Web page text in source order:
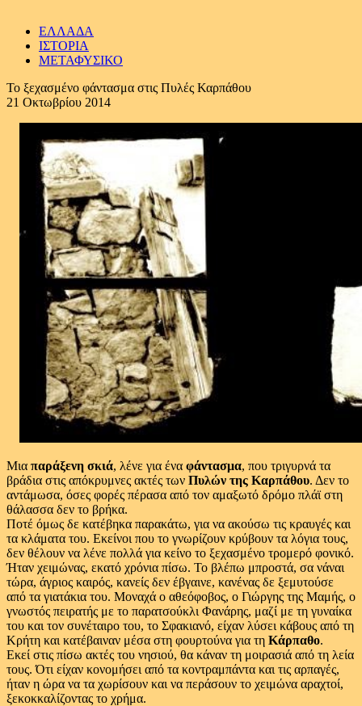
ΕΛΛΑΔΑ
ΙΣΤΟΡΙΑ
ΜΕΤΑΦΥΣΙΚΟ
Το ξεχασμένο φάντασμα στις Πυλές Καρπάθου
21 Οκτωβρίου 2014
Μια παράξενη σκιά, λένε για ένα φάντασμα, που τριγυρνά τα
βράδια στις απόκρυμνες ακτές των Πυλών της Καρπάθου. Δεν το
αντάμωσα, όσες φορές πέρασα από τον αμαξωτό δρόμο πλάϊ στη
θάλασσα δεν το βρήκα.
Ποτέ όμως δε κατέβηκα παρακάτω, για να ακούσω τις κραυγές και
τα κλάματα του. Εκείνοι που το γνωρίζουν κρύβουν τα λόγια τους,
δεν θέλουν να λένε πολλά για κείνο το ξεχασμένο τρομερό φονικό.
Ήταν χειμώνας, εκατό χρόνια πίσω. Το βλέπω μπροστά, σα νάναι
τώρα, άγριος καιρός, κανείς δεν έβγαινε, κανένας δε ξεμυτούσε
από τα γιατάκια του. Μοναχά ο αθεόφοβος, ο Γιώργης της Μαμής, ο
γνωστός πειρατής με το παρατσούκλι Φανάρης, μαζί με τη γυναίκα
του και τον συνέταιρο του, το Σφακιανό, είχαν λύσει κάβους από τη
Κρήτη και κατέβαιναν μέσα στη φουρτούνα για τη Κάρπαθο.
Εκεί στις πίσω ακτές του νησιού, θα κάναν τη μοιρασιά από τη λεία
τους. Ότι είχαν κονομήσει από τα κοντραμπάντα και τις αρπαγές,
ήταν η ώρα να τα χωρίσουν και να περάσουν το χειμώνα αραχτοί,
ξεκοκκαλίζοντας το χρήμα.